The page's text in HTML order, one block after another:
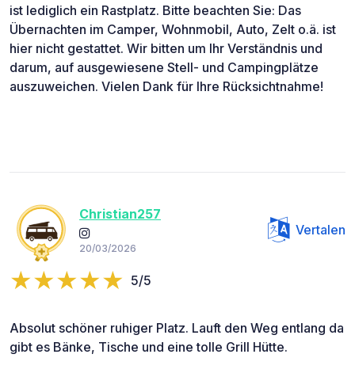
ist lediglich ein Rastplatz. Bitte beachten Sie: Das
Übernachten im Camper, Wohnmobil, Auto, Zelt o.ä. ist
hier nicht gestattet. Wir bitten um Ihr Verständnis und
darum, auf ausgewiesene Stell- und Campingplätze
auszuweichen. Vielen Dank für Ihre Rücksichtnahme!
Christian257
20/03/2026
Vertalen
5/5
Absolut schöner ruhiger Platz. Lauft den Weg entlang da
gibt es Bänke, Tische und eine tolle Grill Hütte.